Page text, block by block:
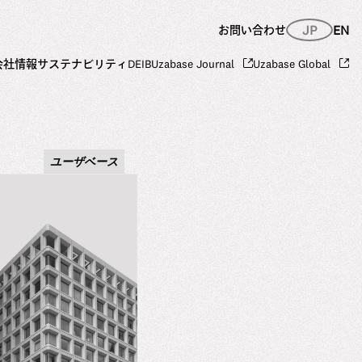
お問い合わせ JP EN
社情報サステナビリティ DEIBUzabase Journal Uzabase Global
ユーザベース